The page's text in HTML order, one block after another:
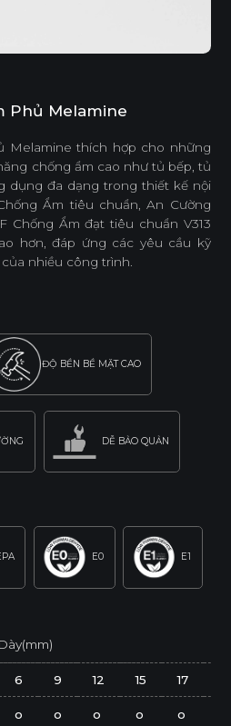
Phủ Melamine
Melamine thích hợp cho những
chống ẩm cao như tủ bếp, tủ
dụng đa dạng trong thiết kế nội
Ẩm tiêu chuẩn, An Cường
Chống Ẩm đạt tiêu chuẩn V313
hơn, đáp ứng các yêu cầu kỹ
nhiều công trình.
ĐỘ BỀN BỀ MẶT CAO
DỄ BẢO QUẢN
E0 E1
6 9 12 15 17
o o o o o